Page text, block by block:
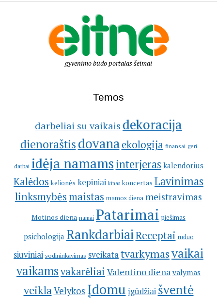
gyvenimo būdo portalas šeimai
Temos
darbeliai su vaikais dekoracija
dienoraštisdovana ekologija finansai geri
darbai idėja namams interjeras kalendorius
Kalėdos kelionės kepiniai kinas koncertas Lavinimas
linksmybėsmaistas mamos diena meistravimas
Motinos diena namai Patarimai piešimas
psichologija RankdarbiaiReceptai ruduo
siuviniai sodininkavimas sveikatatvarkymasvaikai
vaikamsvakarėliai Valentino diena valymas
veikla Velykos Įdomu įgūdžiai šventė